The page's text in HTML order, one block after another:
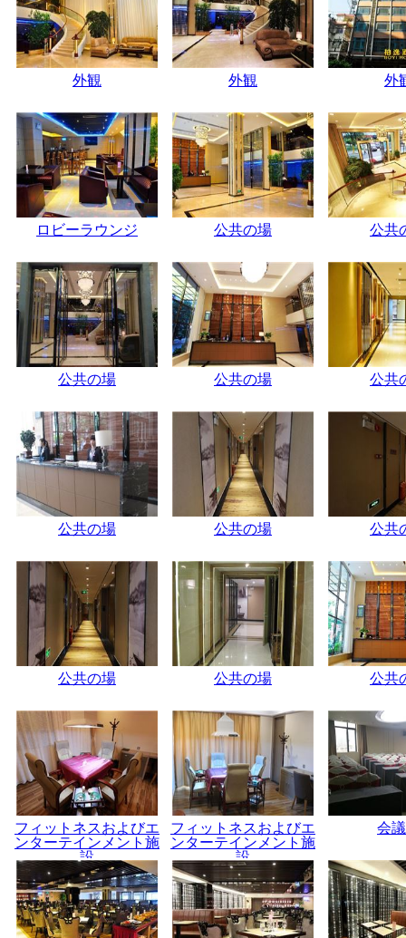
外観 外観 外
ロビーラウンジ 公共の場 公共
公共の場 公共の場 公共
公共の場 公共の場 公共
公共の場 公共の場 公共
フィットネスおよびエ
ンターテインメント施
設
フィットネスおよびエ
ンターテインメント施
設
会